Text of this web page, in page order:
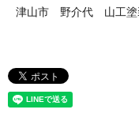
津山市 野介代 山工塗